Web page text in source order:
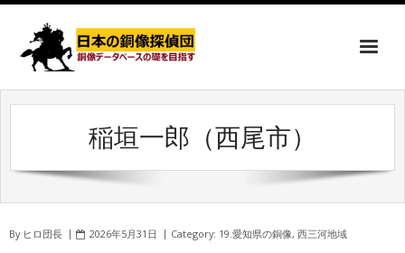
稲垣一郎（西尾市）
By ヒロ団長 2026年5月31日 Category: 19.愛知県の銅像, 西三河地域